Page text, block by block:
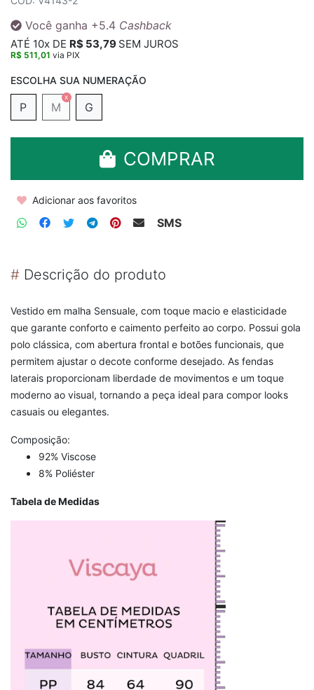
Você ganha +5.4 Cashback
ATÉ 10x DE R$ 53,79 SEM JUROS
R$ 511,01 via PIX
P M G
COMPRAR
Adicionar aos favoritos
SMS
# Descrição do produto
Vestido em malha Sensuale, com toque macio e elasticidade
que garante conforto e caimento perfeito ao corpo. Possui gola
polo clássica, com abertura frontal e botões funcionais, que
permitem ajustar o decote conforme desejado. As fendas
laterais proporcionam liberdade de movimentos e um toque
moderno ao visual, tornando a peça ideal para compor looks
casuais ou elegantes.
Composição:
92% Viscose
8% Poliéster
Tabela de Medidas